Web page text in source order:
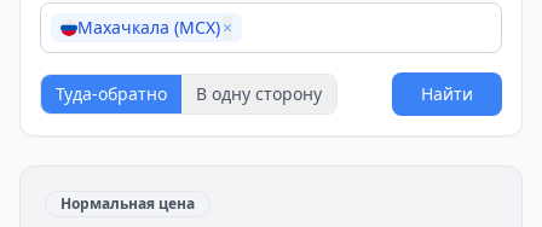
Махачкала (MCX)×
Туда-обратно В одну сторону Найти
Нормальная цена